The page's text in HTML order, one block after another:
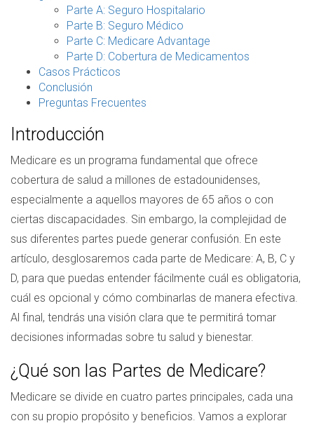
Parte A: Seguro Hospitalario
Parte B: Seguro Médico
Parte C: Medicare Advantage
Parte D: Cobertura de Medicamentos
Casos Prácticos
Conclusión
Preguntas Frecuentes
Introducción
Medicare es un programa fundamental que ofrece
cobertura de salud a millones de estadounidenses,
especialmente a aquellos mayores de 65 años o con
ciertas discapacidades. Sin embargo, la complejidad de
sus diferentes partes puede generar confusión. En este
artículo, desglosaremos cada parte de Medicare: A, B, C y
D, para que puedas entender fácilmente cuál es obligatoria,
cuál es opcional y cómo combinarlas de manera efectiva.
Al final, tendrás una visión clara que te permitirá tomar
decisiones informadas sobre tu salud y bienestar.
¿Qué son las Partes de Medicare?
Medicare se divide en cuatro partes principales, cada una
con su propio propósito y beneficios. Vamos a explorar